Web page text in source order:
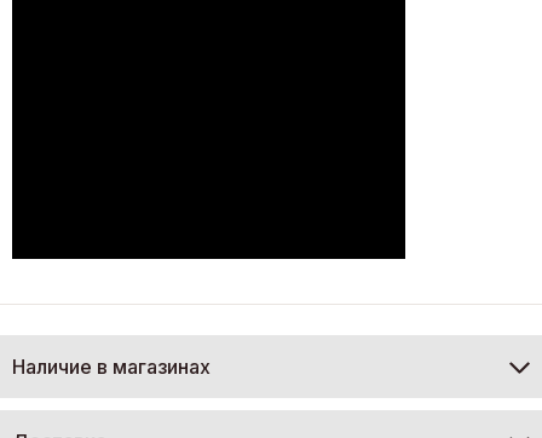
Наличие в магазинах